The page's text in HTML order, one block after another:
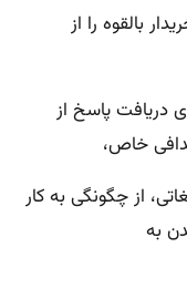
بالقوه را از
دریافت پاسخ از
خاص،
از چگونگی به‌ کار
به